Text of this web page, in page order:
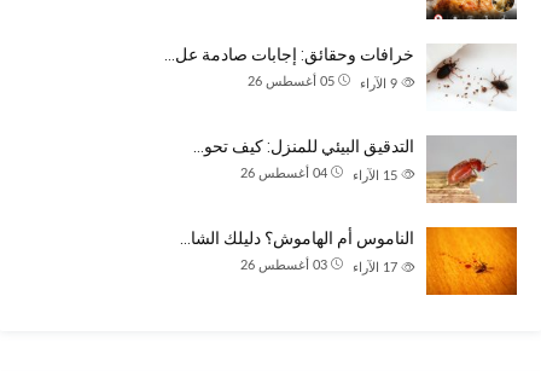
خرافات وحقائق: إجابات صادمة عل…
05 أغسطس 26 الآراء
التدقيق البيئي للمنزل: كيف تحو…
04 أغسطس 26 الآراء
الناموس أم الهاموش؟ دليلك الشا…
03 أغسطس 26 الآراء